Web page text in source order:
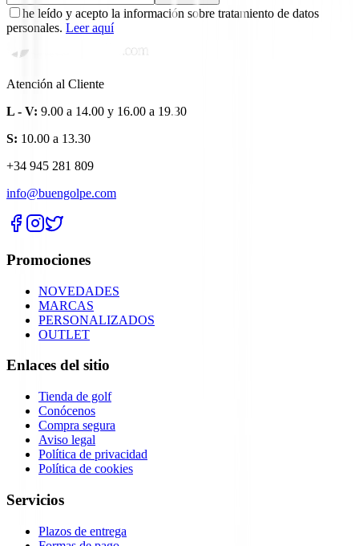
he leído y acepto la información sobre tratamiento de datos
personales. Leer aquí
Atención al Cliente
L - V: 9.00 a 14.00 y 16.00 a 19.30
S: 10.00 a 13.30
+34 945 281 809
info@buengolpe.com
Promociones
NOVEDADES
MARCAS
PERSONALIZADOS
OUTLET
Enlaces del sitio
Tienda de golf
Conócenos
Compra segura
Aviso legal
Política de privacidad
Política de cookies
Servicios
Plazos de entrega